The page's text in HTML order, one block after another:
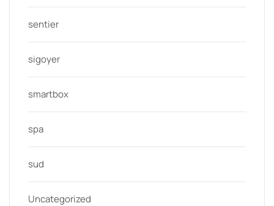
sentier
sigoyer
smartbox
spa
sud
Uncategorized